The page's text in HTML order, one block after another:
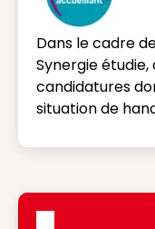
Dans le cadre
Synergie
candidatures
situation de